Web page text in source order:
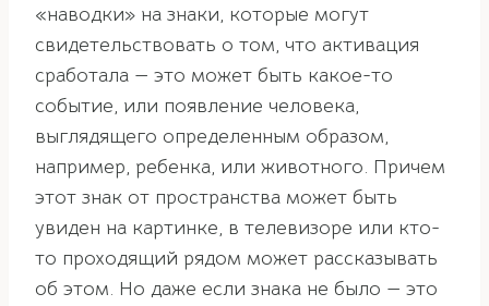
«наводки» на знаки, которые могут
свидетельствовать о том, что активация
сработала — это может быть какое-то
событие, или появление человека,
выглядящего определенным образом,
например, ребенка, или животного. Причем
этот знак от пространства может быть
увиден на картинке, в телевизоре или кто-
то проходящий рядом может рассказывать
об этом. Но даже если знака не было — это